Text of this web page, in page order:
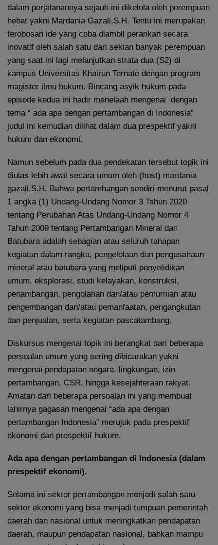
dalam perjalanannya sejauh ini dikelola oleh perempuan
hebat yakni Mardania Gazali,S.H. Tentu ini merupakan
terobosan ide yang coba diambil perankan secara
inovatif oleh salah satu dari sekian banyak perempuan
yang saat ini lagi melanjutkan strata dua (S2) di
kampus Universitas Khairun Ternate dengan program
magister ilmu hukum. Bincang asyik hukum pada
episode kedua ini hadir menelaah mengenai dengan
tema “ ada apa dengan pertambangan di Indonesia”
judul ini kemudian dilihat dalam dua prespektif yakni
hukum dan ekonomi.
Namun sebelum pada dua pendekatan tersebut topik ini
diulas lebih awal secara umum oleh (host) mardania
gazali,S.H. Bahwa pertambangan sendiri menurut pasal
1 angka (1) Undang-Undang Nomor 3 Tahun 2020
tentang Perubahan Atas Undang-Undang Nomor 4
Tahun 2009 tentang Pertambangan Mineral dan
Batubara adalah sebagian atau seluruh tahapan
kegiatan dalam rangka, pengelolaan dan pengusahaan
mineral atau batubara yang meliputi penyelidikan
umum, eksplorasi, studi kelayakan, konstruksi,
penambangan, pengolahan dan/atau pemurnian atau
pengembangan dan/atau pemanfaatan, pengangkutan
dan penjualan, serta kegiatan pascatambang.
Diskursus mengenai topik ini berangkat dari beberapa
persoalan umum yang sering dibicarakan yakni
mengenai pendapatan negara, lingkungan, izin
pertambangan, CSR, hingga kesejahteraan rakyat.
Amatan dari beberapa persoalan ini yang membuat
lahirnya gagasan mengenai “ada apa dengan
pertambangan Indonesia” merujuk pada prespektif
ekonomi dan prespektif hukum.
Ada apa dengan pertambangan di Indonesia (dalam
prespektif ekonomi).
Selama ini sektor pertambangan menjadi salah satu
sektor ekonomi yang bisa menjadi tumpuan pemerintah
daerah dan nasional untuk meningkatkan pendapatan
daerah, maupun pendapatan nasional, bahkan mampu